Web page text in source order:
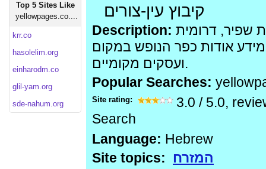
Top 5 Sites Like
yellowpages.co....
krr.co
hasolelim.org
einharodm.co
glil-yam.org
sde-nahum.org
קיבוץ עין-צורים
Description:
אודות כפר הנופש במקום
ועסקים מקומיים.
Popular Searches:
Site rating: 3.0 / 5.0,
Search
Language: Hebrew
Site topics:
המזרח